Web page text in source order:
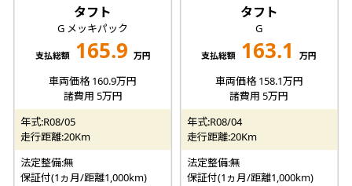
タフト
G メッキパック
支払総額 165.9 万円
車両価格 160.9万円
諸費用 5万円
年式:R08/05
走行距離:20Km
法定整備:無
保証付(1ヵ月/距離1,000km)
タフト
G
支払総額 163.1 万円
車両価格 158.1万円
諸費用 5万円
年式:R08/04
走行距離:20Km
法定整備:無
保証付(1ヵ月/距離1,000km)